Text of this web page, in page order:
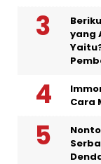
yang
Cara